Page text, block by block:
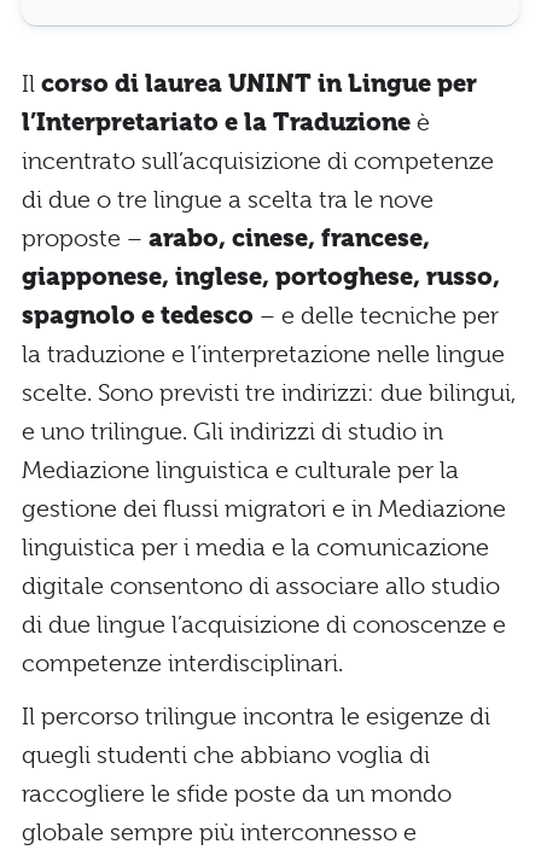
Il corso di laurea UNINT in Lingue per
l’Interpretariato e la Traduzione è
incentrato sull’acquisizione di competenze
di due o tre lingue a scelta tra le nove
proposte – arabo, cinese, francese,
giapponese, inglese, portoghese, russo,
spagnolo e tedesco – e delle tecniche per
la traduzione e l’interpretazione nelle lingue
scelte. Sono previsti tre indirizzi: due bilingui,
e uno trilingue. Gli indirizzi di studio in
Mediazione linguistica e culturale per la
gestione dei flussi migratori e in Mediazione
linguistica per i media e la comunicazione
digitale consentono di associare allo studio
di due lingue l’acquisizione di conoscenze e
competenze interdisciplinari.
Il percorso trilingue incontra le esigenze di
quegli studenti che abbiano voglia di
raccogliere le sfide poste da un mondo
globale sempre più interconnesso e